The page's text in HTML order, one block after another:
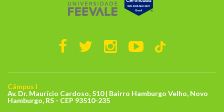
Câmpus I
Av. Dr. Maurício Cardoso, 510 | Bairro Hamburgo Velho, Novo
Hamburgo, RS - CEP 93510-235